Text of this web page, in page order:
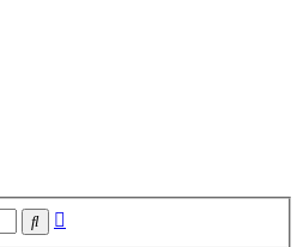
Поиск